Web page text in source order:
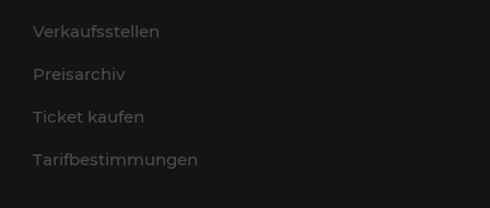
Verkaufsstellen
Preisarchiv
Ticket kaufen
Tarifbestimmungen